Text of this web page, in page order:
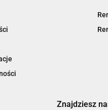
Znajdziesz